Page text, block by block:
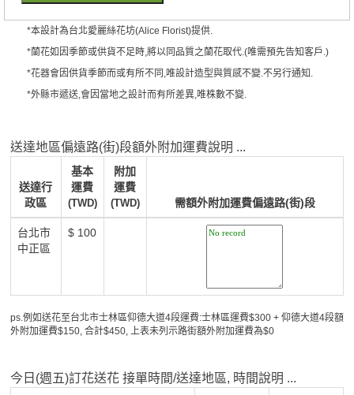
*本設計為台北愛麗絲花坊(Alice Florist)提供.
*蘭花如因季節或供貨不足時,將以同品質之蘭花取代.(唯需預先告知客戶.)
*花器會因供貨季節而或有所不同,唯設計造型與質感不變.不另行通知.
*外縣市遞送,會因當地之設計而有所差異,唯株數不變.
送達地區偏遠路(街)段額外附加運費說明 ...
送達行
政區
基本
運費
(TWD)
附加
運費
(TWD) 需額外附加運費偏遠路(街)段
台北市
中正區
$ 100
ps.例如送花至台北市士林區仰德大道4段運費:士林區運費$300 + 仰德大道4段額
外附加運費$150, 合計$450, 上表未列示路街額外附加運費為$0
今日(週五)訂花送花 接單時間/送達地區, 時間說明 ...